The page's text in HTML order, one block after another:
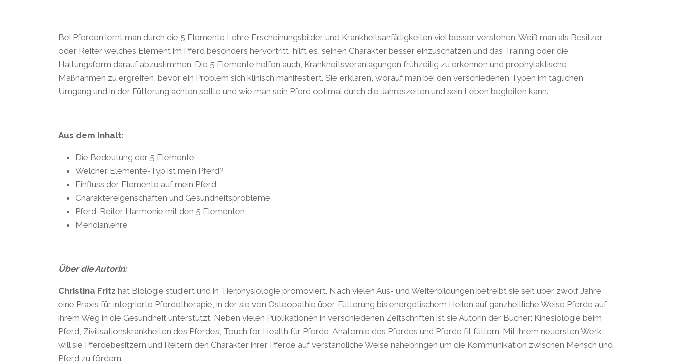
Bei Pferden lernt man durch die 5 Elemente Lehre Erscheinungsbilder und Krankheitsanfälligkeiten viel besser verstehen. Weiß man als Besitzer
oder Reiter welches Element im Pferd besonders hervortritt, hilft es, seinen Charakter besser einzuschätzen und das Training oder die
Haltungsform darauf abzustimmen. Die 5 Elemente helfen auch, Krankheitsveranlagungen frühzeitig zu erkennen und prophylaktische
Maßnahmen zu ergreifen, bevor ein Problem sich klinisch manifestiert. Sie erklären, worauf man bei den verschiedenen Typen im täglichen
Umgang und in der Fütterung achten sollte und wie man sein Pferd optimal durch die Jahreszeiten und sein Leben begleiten kann.
Aus dem Inhalt:
Die Bedeutung der 5 Elemente
Welcher Elemente-Typ ist mein Pferd?
Einfluss der Elemente auf mein Pferd
Charaktereigenschaften und Gesundheitsprobleme
Pferd-Reiter Harmonie mit den 5 Elementen
Meridianlehre
Über die Autorin:
Christina Fritz hat Biologie studiert und in Tierphysiologie promoviert. Nach vielen Aus- und Weiterbildungen betreibt sie seit über zwölf Jahre
eine Praxis für integrierte Pferdetherapie, in der sie von Osteopathie über Fütterung bis energetischem Heilen auf ganzheitliche Weise Pferde auf
ihrem Weg in die Gesundheit unterstützt. Neben vielen Publikationen in verschiedenen Zeitschriften ist sie Autorin der Bücher: Kinesiologie beim
Pferd, Zivilisationskrankheiten des Pferdes, Touch for Health für Pferde, Anatomie des Pferdes und Pferde fit füttern. Mit ihrem neuersten Werk
will sie Pferdebesitzern und Reitern den Charakter ihrer Pferde auf verständliche Weise nahebringen um die Kommunikation zwischen Mensch und
Pferd zu fördern.